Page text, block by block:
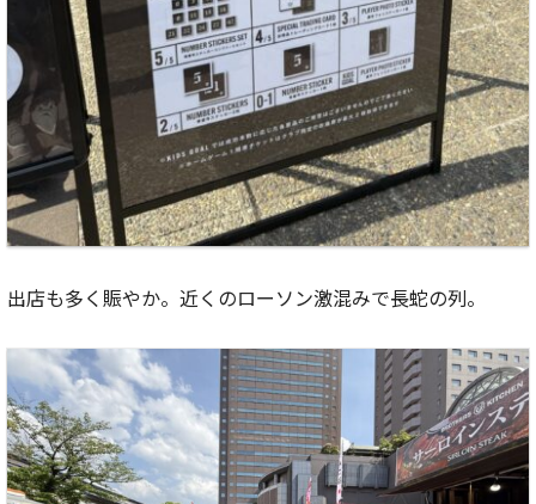
出店も多く賑やか。近くのローソン激混みで長蛇の列。